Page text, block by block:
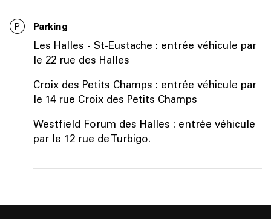
Parking
Les Halles - St-Eustache : entrée véhicule par
le 22 rue des Halles
Croix des Petits Champs : entrée véhicule par
le 14 rue Croix des Petits Champs
Westfield Forum des Halles : entrée véhicule
par le 12 rue de Turbigo.